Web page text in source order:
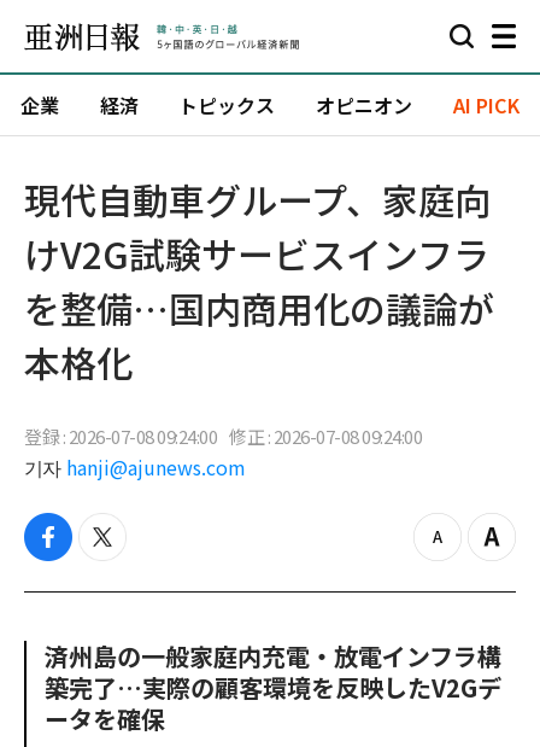
企業 経済 トピックス オピニオン AI PICK
現代自動車グループ、家庭向
けV2G試験サービスインフラ
を整備…国内商用化の議論が
本格化
登録 : 2026-07-08 09:24:00 修正 : 2026-07-08 09:24:00
기자 hanji@ajunews.com
f
c
o
o
k
t
i
e
r
z
o
u
t
Z
o
n
済州島の一般家庭内充電・放電インフラ構
築完了…実際の顧客環境を反映したV2Gデ
ータを確保